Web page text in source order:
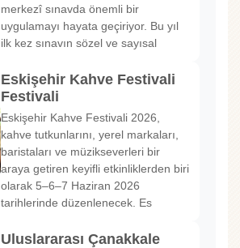
merkezî sınavda önemli bir
uygulamayı hayata geçiriyor. Bu yıl
ilk kez sınavın sözel ve sayısal
Eskişehir Kahve Festivali
Festivali
Eskişehir Kahve Festivali 2026,
kahve tutkunlarını, yerel markaları,
baristaları ve müzikseverleri bir
araya getiren keyifli etkinliklerden biri
olarak 5–6–7 Haziran 2026
tarihlerinde düzenlenecek. Es
Uluslararası Çanakkale